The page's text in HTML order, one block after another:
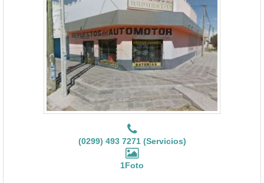
(0299) 493 7271 (Servicios)
1Foto